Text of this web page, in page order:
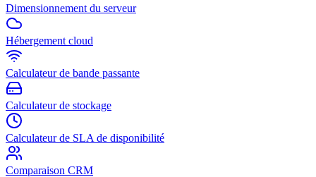
Dimensionnement du serveur
Hébergement cloud
Calculateur de bande passante
Calculateur de stockage
Calculateur de SLA de disponibilité
Comparaison CRM